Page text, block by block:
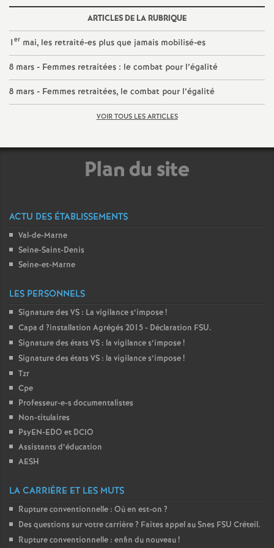
o
u
r
ARTICLES DE LA RUBRIQUE
1er mai, les retraité-es plus que jamais mobilisé-es
8 mars - Femmes retraitées : le combat pour l’égalité
8 mars - Femmes retraitées, le combat pour l’égalité
VOIR TOUS LES ARTICLES
Plan du site
ACTU DES ÉTABLISSEMENTS
Val-de-Marne
Seine-Saint-Denis
Seine-et-Marne
LES PERSONNELS
Signature des VS : La vigilance s’impose!
Capa d ?installation Agrégés 2015 - Déclaration FSU.
Signature des états VS : la vigilance s’impose!
Signature des états VS : la vigilance s’impose!
Tzr
Cpe
Professeur-e-s documentalistes
Non-titulaires
PsyEN-EDO et DCIO
Assistants d’éducation
AESH
LA CARRIÈRE ET LES MUTS
Rupture conventionnelle : Où en est-on ?
Des questions sur votre carrière? Faites appel au Snes FSU Créteil.
Rupture conventionnelle : enfin du nouveau!